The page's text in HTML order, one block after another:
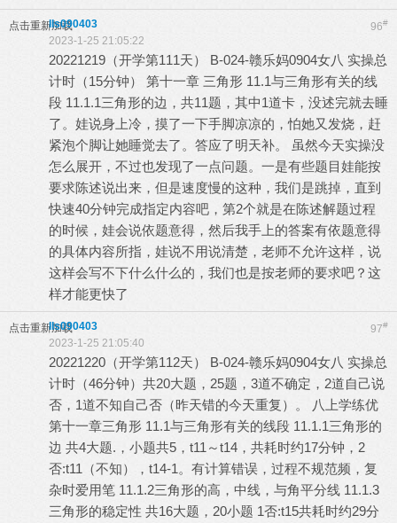
点击重新加载 96#
lls090403
2023-1-25 21:05:22
20221219（开学第111天） B-024-赣乐妈0904女八 实操总
计时（15分钟） 第十一章 三角形 11.1与三角形有关的线
段 11.1.1三角形的边，共11题，其中1道卡，没述完就去睡
了。娃说身上冷，摸了一下手脚凉凉的，怕她又发烧，赶
紧泡个脚让她睡觉去了。答应了明天补。 虽然今天实操没
怎么展开，不过也发现了一点问题。一是有些题目娃能按
要求陈述说出来，但是速度慢的这种，我们是跳掉，直到
快速40分钟完成指定内容吧，第2个就是在陈述解题过程
的时候，娃会说依题意得，然后我手上的答案有依题意得
的具体内容所指，娃说不用说清楚，老师不允许这样，说
这样会写不下什么什么的，我们也是按老师的要求吧？这
样才能更快了
点击重新加载 97#
lls090403
2023-1-25 21:05:40
20221220（开学第112天） B-024-赣乐妈0904女八 实操总
计时（46分钟）共20大题，25题，3道不确定，2道自己说
否，1道不知自己否（昨天错的今天重复）。 八上学练优
第十一章三角形 11.1与三角形有关的线段 11.1.1三角形的
边 共4大题.，小题共5，t11～t14，共耗时约17分钟，2
否:t11（不知），t14-1。有计算错误，过程不规范频，复
杂时爱用笔 11.1.2三角形的高，中线，与角平分线 11.1.3
三角形的稳定性 共16大题，20小题 1否:t15共耗时约29分